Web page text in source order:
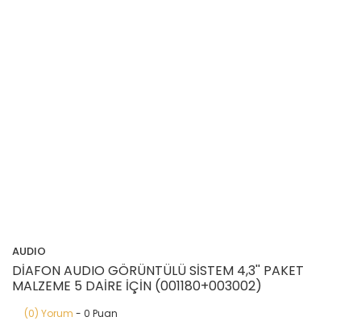
AUDIO
DİAFON AUDIO GÖRÜNTÜLÜ SİSTEM 4,3'' PAKET
MALZEME 5 DAİRE İÇİN (001180+003002)
(0) Yorum - 0 Puan